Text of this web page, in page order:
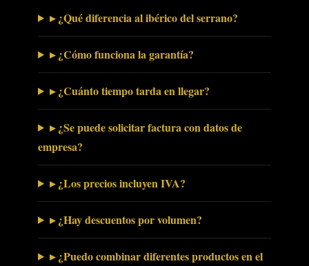
▸ ¿Qué diferencia al ibérico del serrano?
▸ ¿Cómo funciona la garantía?
▸ ¿Cuánto tiempo tarda en llegar?
▸ ¿Se puede solicitar factura con datos de
empresa?
▸ ¿Los precios incluyen IVA?
▸ ¿Hay descuentos por volumen?
▸ ¿Puedo combinar diferentes productos en el